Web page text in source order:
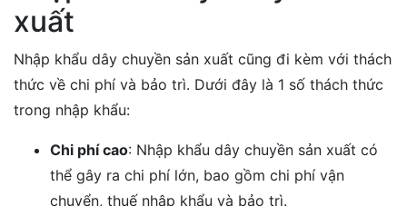
xuất
Nhập khẩu dây chuyền sản xuất cũng đi kèm với thách
thức về chi phí và bảo trì. Dưới đây là 1 số thách thức
trong nhập khẩu:
Chi phí cao: Nhập khẩu dây chuyền sản xuất có
thể gây ra chi phí lớn, bao gồm chi phí vận
chuyển, thuế nhập khẩu và bảo trì.